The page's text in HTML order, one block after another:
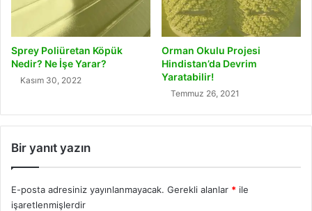
Sprey Poliüretan Köpük
Nedir? Ne İşe Yarar?
Kasım 30, 2022
Orman Okulu Projesi
Hindistan’da Devrim
Yaratabilir!
Temmuz 26, 2021
Bir yanıt yazın
E-posta adresiniz yayınlanmayacak. Gerekli alanlar * ile
işaretlenmişlerdir